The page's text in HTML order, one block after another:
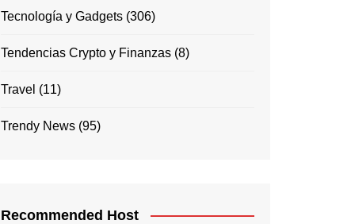
Tecnología y Gadgets (306)
Tendencias Crypto y Finanzas (8)
Travel (11)
Trendy News (95)
Recommended Host